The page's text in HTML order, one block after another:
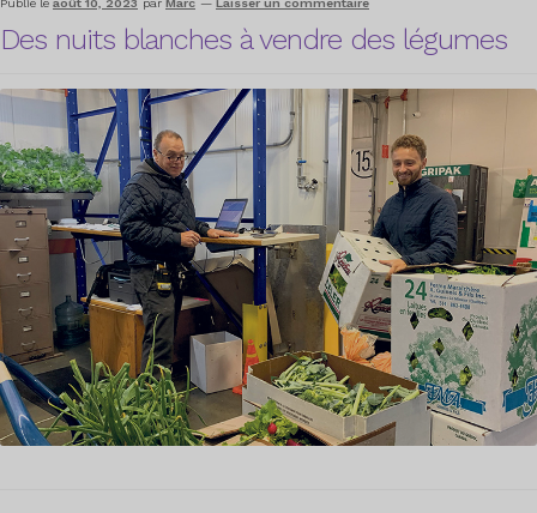
Des nuits blanches à vendre des légumes